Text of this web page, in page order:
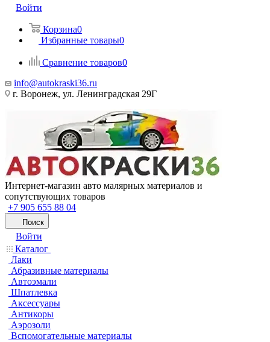
Войти
Корзина0
Избранные товары0
Сравнение товаров0
info@autokraski36.ru
г. Воронеж, ул. Ленинградская 29Г
Интернет-магазин авто малярных материалов и
сопутствующих товаров
+7 905 655 88 04
Поиск
Войти
Каталог
Лаки
Абразивные материалы
Автоэмали
Шпатлевка
Аксессуары
Антикоры
Аэрозоли
Вспомогательные материалы